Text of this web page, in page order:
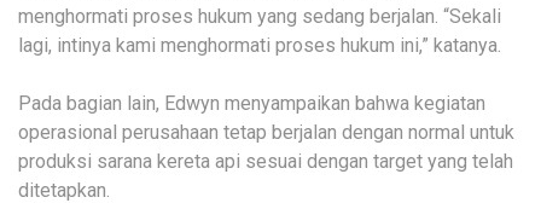
menghormati proses hukum yang sedang berjalan. “Sekali
lagi, intinya kami menghormati proses hukum ini,” katanya.
Pada bagian lain, Edwyn menyampaikan bahwa kegiatan
operasional perusahaan tetap berjalan dengan normal untuk
produksi sarana kereta api sesuai dengan target yang telah
ditetapkan.